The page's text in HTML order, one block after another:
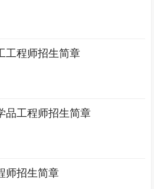
工程师招生简章
品工程师招生简章
师招生简章